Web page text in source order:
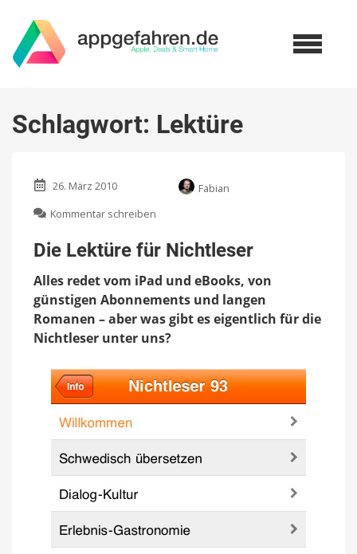
Schlagwort: Lektüre
26. März 2010
Fabian
Kommentar schreiben
Lektüre
für
Nichtleser
Die Lektüre für Nichtleser
Alles redet vom iPad und eBooks, von
günstigen Abonnements und langen
Romanen – aber was gibt es eigentlich für die
Nichtleser unter uns?